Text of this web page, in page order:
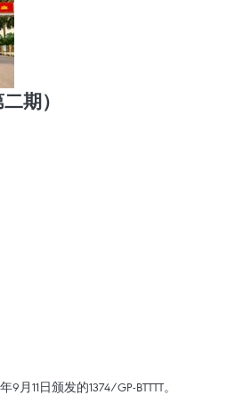
期）
11日颁发的1374/GP-BTTTT。